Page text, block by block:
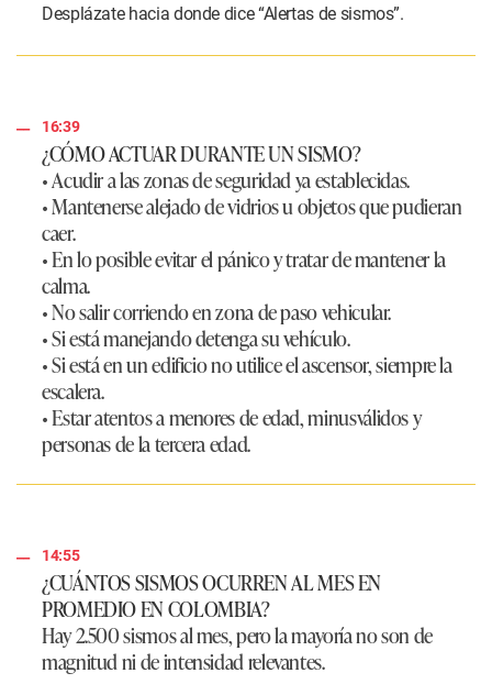
Desplázate hacia donde dice “Alertas de sismos”.
16:39
¿CÓMO ACTUAR DURANTE UN SISMO?
• Acudir a las zonas de seguridad ya establecidas.
• Mantenerse alejado de vidrios u objetos que pudieran
caer.
• En lo posible evitar el pánico y tratar de mantener la
calma.
• No salir corriendo en zona de paso vehicular.
• Si está manejando detenga su vehículo.
• Si está en un edificio no utilice el ascensor, siempre la
escalera.
• Estar atentos a menores de edad, minusválidos y
personas de la tercera edad.
14:55
¿CUÁNTOS SISMOS OCURREN AL MES EN
PROMEDIO EN COLOMBIA?
Hay 2.500 sismos al mes, pero la mayoría no son de
magnitud ni de intensidad relevantes.